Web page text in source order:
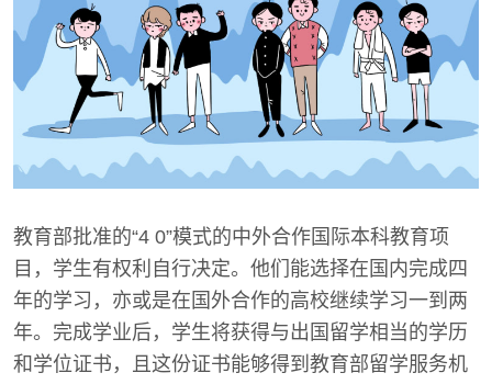
教育部批准的“4 0”模式的中外合作国际本科教育项
目，学生有权利自行决定。他们能选择在国内完成四
年的学习，亦或是在国外合作的高校继续学习一到两
年。完成学业后，学生将获得与出国留学相当的学历
和学位证书，且这份证书能够得到教育部留学服务机